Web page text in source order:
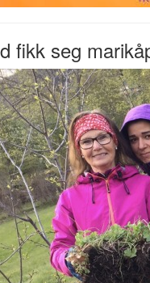
fikk seg